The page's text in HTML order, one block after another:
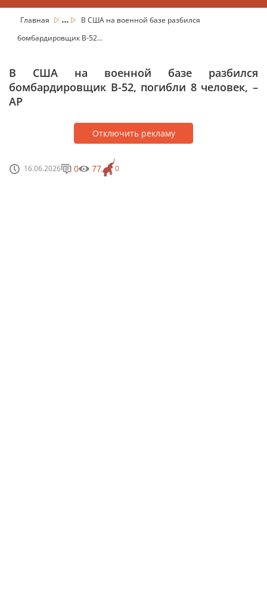
Главная ...
В США на военной базе разбился
бомбардировщик B-52...
В США на военной базе разбился
бомбардировщик B-52, погибли 8 человек, –
AP
Отключить рекламу
16.06.2026 0
0 77